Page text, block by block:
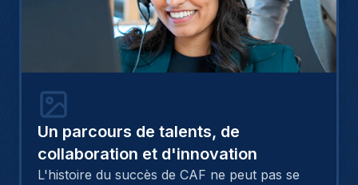
Un parcours de talents, de
collaboration et d'innovation
L'histoire du succès de CAF ne peut pas se